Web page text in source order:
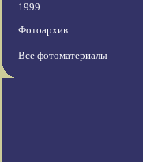
1999
Фотоархив
Все фотоматериалы